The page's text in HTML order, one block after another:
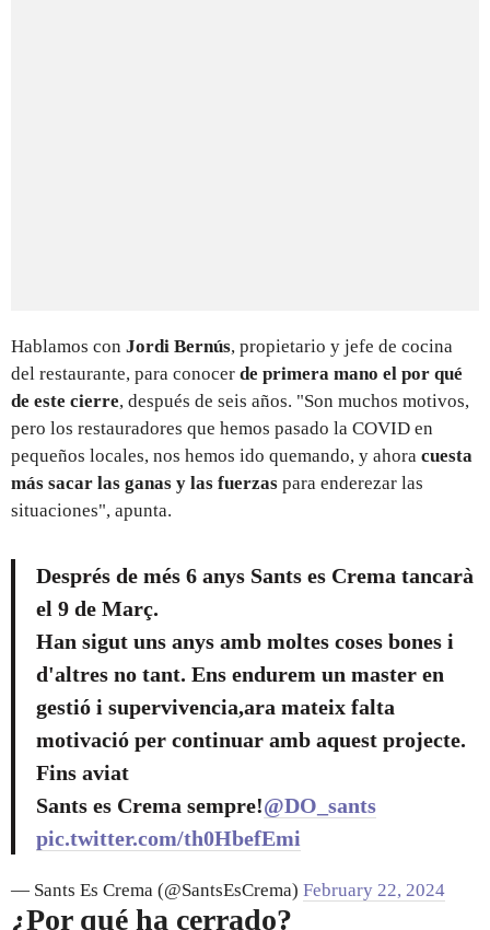
Hablamos con Jordi Bernús, propietario y jefe de cocina
del restaurante, para conocer de primera mano el por qué
de este cierre, después de seis años. "Son muchos motivos,
pero los restauradores que hemos pasado la COVID en
pequeños locales, nos hemos ido quemando, y ahora cuesta
más sacar las ganas y las fuerzas para enderezar las
situaciones", apunta.
Després de més 6 anys Sants es Crema tancarà
el 9 de Març.
Han sigut uns anys amb moltes coses bones i
d'altres no tant. Ens endurem un master en
gestió i supervivencia,ara mateix falta
motivació per continuar amb aquest projecte.
Fins aviat
Sants es Crema sempre!@DO_sants
pic.twitter.com/th0HbefEmi
— Sants Es Crema (@SantsEsCrema) February 22, 2024
¿Por qué ha cerrado?